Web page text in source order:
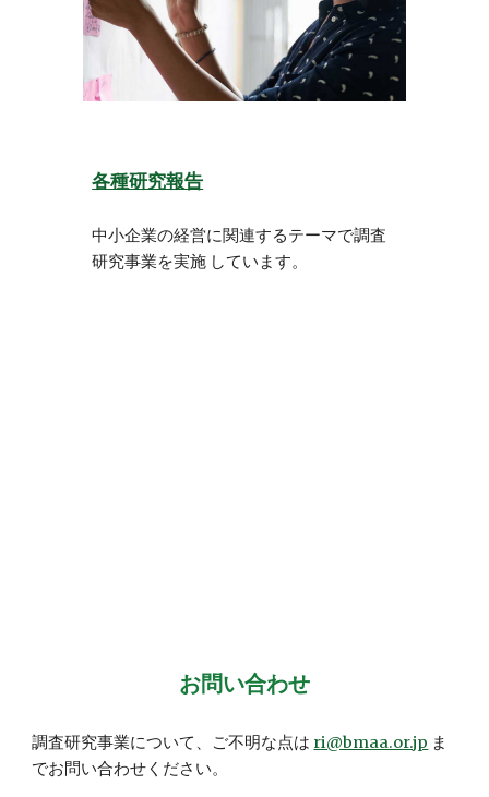
各種研究報告
中小企業の経営に関連するテーマで調査
研究事業を実施 しています。
お問い合わせ
調査研究事業について、ご不明な点は ri@bmaa.or.jp ま
でお問い合わせください。